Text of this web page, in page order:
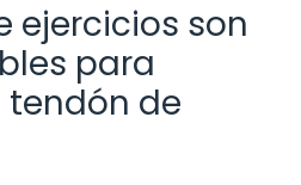
ejercicios son
para
de